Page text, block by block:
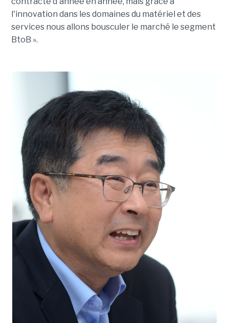
l'innovation dans les domaines du matériel et des
services nous allons bousculer le marché le segment
BtoB ».